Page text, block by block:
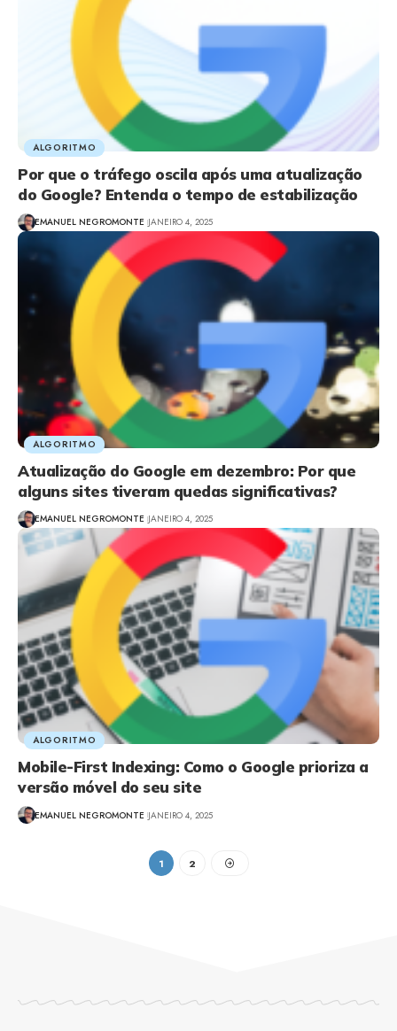
ALGORITMO
Por que o tráfego oscila após uma atualização
do Google? Entenda o tempo de estabilização
EMANUEL NEGROMONTE JANEIRO 4, 2025
ALGORITMO
Atualização do Google em dezembro: Por que
alguns sites tiveram quedas significativas?
EMANUEL NEGROMONTE JANEIRO 4, 2025
ALGORITMO
Mobile-First Indexing: Como o Google prioriza a
versão móvel do seu site
EMANUEL NEGROMONTE JANEIRO 4, 2025
1 2